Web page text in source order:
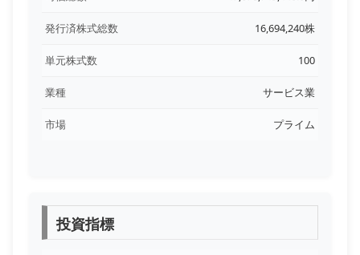
発行済株式総数 16,694,240株
単元株式数 100
業種 サービス業
市場 プライム
投資指標